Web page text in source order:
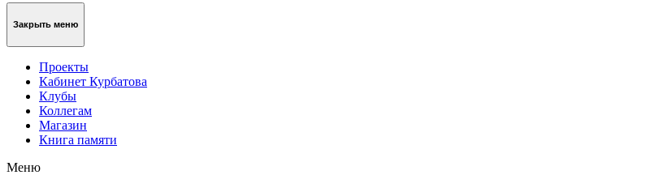
Закрыть меню
Проекты
Кабинет Курбатова
Клубы
Коллегам
Магазин
Книга памяти
Меню